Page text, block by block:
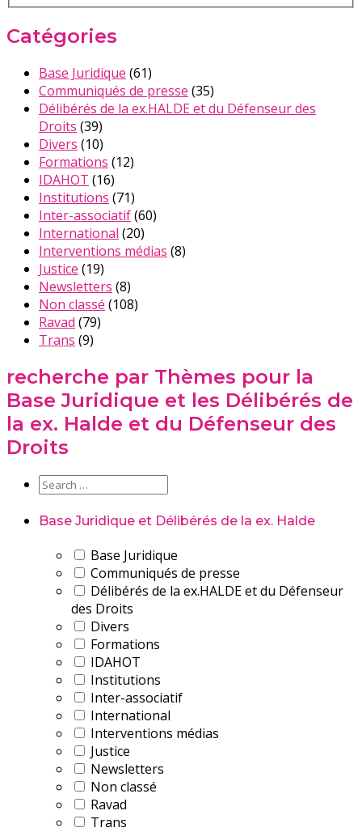
Catégories
Base Juridique (61)
Communiqués de presse (35)
Délibérés de la ex.HALDE et du Défenseur des
Droits (39)
Divers (10)
Formations (12)
IDAHOT (16)
Institutions (71)
Inter-associatif(60)
International (20)
Interventions médias (8)
Justice (19)
Newsletters (8)
Non classé (108)
Ravad (79)
Trans (9)
recherche par Thèmes pour la
Base Juridique et les Délibérés de
la ex. Halde et du Défenseur des
Droits
Base Juridique et Délibérés de la ex. Halde
Base Juridique
Communiqués de presse
Délibérés de la ex.HALDE et du Défenseur
des Droits
Divers
Formations
IDAHOT
Institutions
Inter-associatif
International
Interventions médias
Justice
Newsletters
Non classé
Ravad
Trans